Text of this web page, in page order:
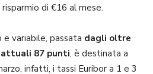
di €16 al mese.
variabile, passata dagli oltre
attuali 87 punti, è destinata a
infatti, i tassi Euribor a 1 e 3